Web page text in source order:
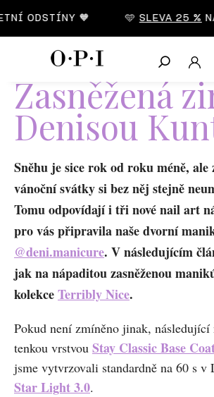
ODSTÍNY 🧡 🩵SLEVA 25 %NA
Zasněžená
Denisou
Sněhu je sice rok od roku méně, ale
vánoční svátky si bez něj stejně
Tomu odpovídají i tři nové nail art
pro vás připravila naše dvorní
@deni.manicure. V následujícím
jak na nápaditou zasněženou
kolekceTerribly Nice.
Pokud není zmíněno jinak,
tenkou vrstvou Stay Classic Base
jsme vytvrzovali standardně na 60 s v
Star Light 3.0.